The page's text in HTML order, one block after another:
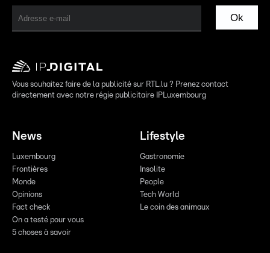
Ok
Vous souhaitez faire de la publicité sur RTL.lu ? Prenez contact
directement avec notre régie publicitaire IPLuxembourg
News
Luxembourg
Frontières
Monde
Opinions
Fact check
On a testé pour vous
5 choses à savoir
Lifestyle
Gastronomie
Insolite
People
Tech World
Le coin des animaux